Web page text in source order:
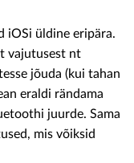
iOSi üldine eripära.
vajutusest nt
jõuda (kui tahan
eraldi rändama
juurde. Sama
mis võiksid